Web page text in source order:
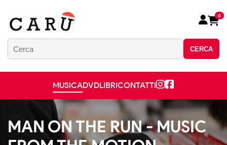
CERCA
0
MUSICADVDLIBRICONTATTI
MAN ON THE RUN - MUSIC